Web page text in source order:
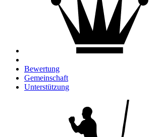
Bewertung
Gemeinschaft
Unterstützung